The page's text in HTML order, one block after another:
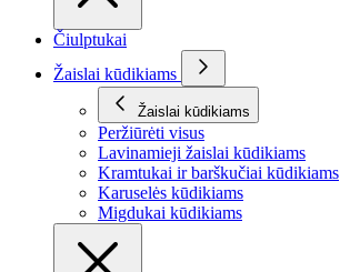
Čiulptukai
Žaislai kūdikiams
Žaislai kūdikiams
Peržiūrėti visus
Lavinamieji žaislai kūdikiams
Kramtukai ir barškučiai kūdikiams
Karuselės kūdikiams
Migdukai kūdikiams